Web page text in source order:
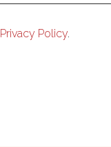
Privacy Policy.